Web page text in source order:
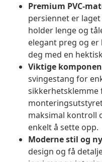
Premium PVC-
persiennet er laget
holder lenge og
elegant preg og
deg med en
Viktige
svingestang for
sikkerhetsklemme
maksimal kontroll
enkelt å sette opp.
Moderne stil og
design og få